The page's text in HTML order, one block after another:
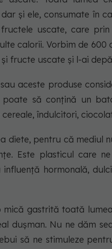
și ele, consumate în
uscate, care
calorii. Vorbim de 600
fructe uscate și l-ai
aceste produse
să conțină un
îndulcitori,
diete, pentru că mediul
Este plasticul care
hormonală,
gastrită toată
dușman. Nu ne dăm
să ne stimuleze